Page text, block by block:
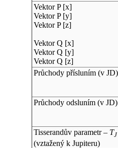
Vektor P [x]
Vektor P [y]
Vektor P [z]
Vektor Q [x]
Vektor Q [y]
Vektor Q [z]
Průchody přísluním (v JD)
Průchody odsluním (v JD)
Tisserandův parametr – TJ
(vztažený k Jupiteru)